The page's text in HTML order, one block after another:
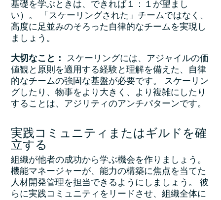
基礎を学ぶときは、できれば１：１が望まし
い）。 「スケーリングされた」チームではなく、
高度に足並みのそろった自律的なチームを実現し
ましょう。
大切なこと： スケーリングには、アジャイルの価
値観と原則を適用する経験と理解を備えた、自律
的なチームの強固な基盤が必要です。 スケーリン
グしたり、物事をより大きく、より複雑にしたり
することは、アジリティのアンチパターンです。
実践コミュニティまたはギルドを確
立する
組織が他者の成功から学ぶ機会を作りましょう。
機能マネージャーが、能力の構築に焦点を当てた
人材開発管理を担当できるようにしましょう。 彼
らに実践コミュニティをリードさせ、組織全体に